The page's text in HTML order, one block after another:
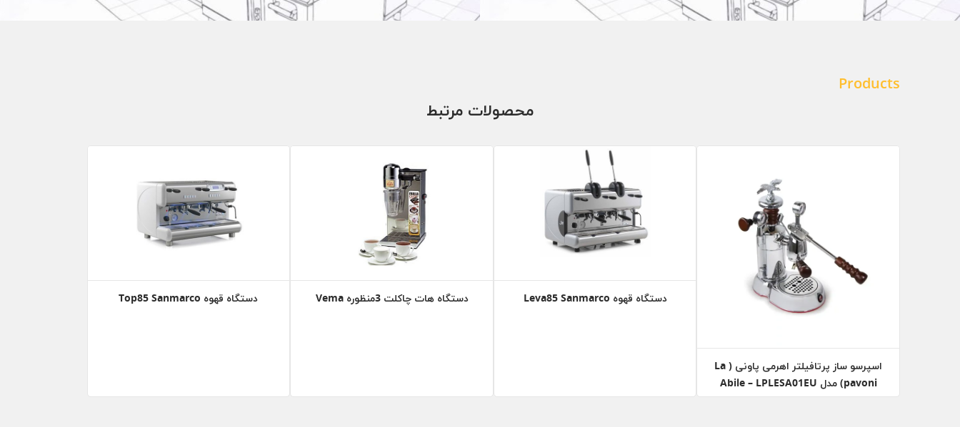
Products
محصولات مرتبط
اسپرسو ساز پرتافیلتر اهرمی پاونی ( La
pavoni) مدل Abile – LPLESA01EU
دستگاه قهوه Leva85 Sanmarco دستگاه هات چاکلت 3منظوره Vema دستگاه قهوه Top85 Sanmarco